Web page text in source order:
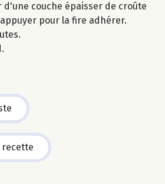
couche épaisser de croûte
pour la fire adhérer.
recette